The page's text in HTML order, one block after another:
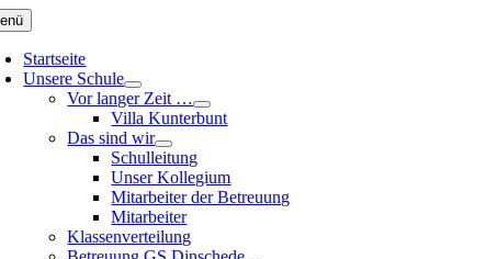
Zum
Inhalt
springen
Startseite
Unsere Schule
Vor langer Zeit …
Villa Kunterbunt
Das sind wir
Schulleitung
Unser Kollegium
Mitarbeiter der Betreuung
Mitarbeiter
Klassenverteilung